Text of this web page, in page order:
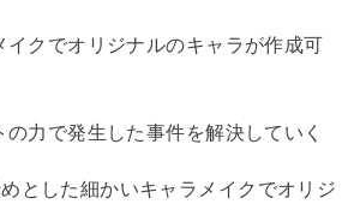
イクでオリジナルのキャラが作成可
の力で発生した事件を解決していく
とした細かいキャラメイクでオリジ